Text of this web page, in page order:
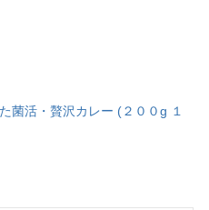
菌活・贅沢カレー (２００g １